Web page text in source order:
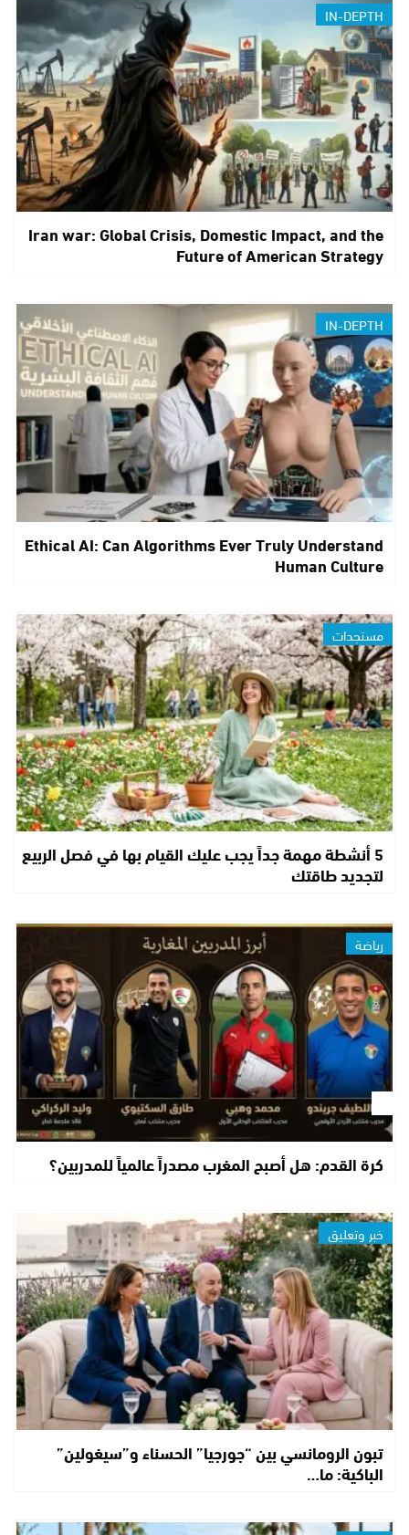
IN-DEPTH
Iran war: Global Crisis, Domestic Impact, and the
Future of American Strategy
IN-DEPTH
Ethical AI: Can Algorithms Ever Truly Understand
Human Culture
مستجدات
5 أنشطة مهمة جداً يجب عليك القيام بها في فصل الربيع
لتجديد طاقتك
رياضة
كرة القدم: هل أصبح المغرب مصدراً عالمياً للمدربين؟
خبر وتعليق
تبون الرومانسي بين “جورجيا” الحسناء و”سيغولين”
الباكية: ما…